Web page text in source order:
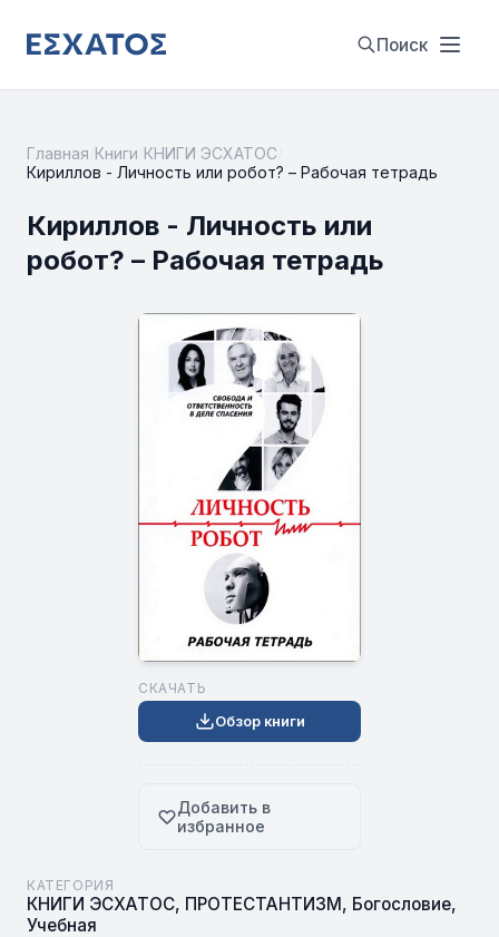
Поиск
Главная Книги КНИГИ ЭСХАТОС
Кириллов - Личность или робот? – Рабочая тетрадь
Кириллов - Личность или
робот? – Рабочая тетрадь
СКАЧАТЬ
Обзор книги
Добавить в
избранное
КАТЕГОРИЯ
КНИГИ ЭСХАТОС, ПРОТЕСТАНТИЗМ, Богословие,
Учебная